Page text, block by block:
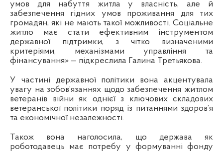
умов для набуття житла у власність, але й
забезпечення гідних умов проживання для тих
громадян, які не мають такої можливості. Соціальне
житло має стати ефективним інструментом
державної підтримки, з чітко визначеними
критеріями, механізмами управління та
фінансування» — підкреслила Галина Третьякова.
У частині державної політики вона акцентувала
увагу на зобов’язаннях щодо забезпечення житлом
ветеранів війни як однієї з ключових складових
ветеранської політики поряд із питаннями здоров’я
та економічної незалежності.
Також вона наголосила, що держава як
роботодавець має потребу у формуванні фонду